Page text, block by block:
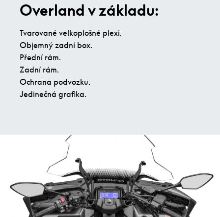
Overland v základu:
Tvarované velkoplošné plexi.
Objemný zadní box.
Přední rám.
Zadní rám.
Ochrana podvozku.
Jedinečná grafika.